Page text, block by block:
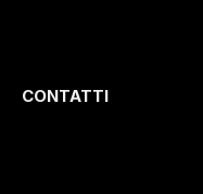
CONTATTI